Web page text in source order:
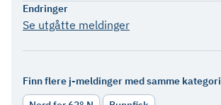
Endringer
Se utgåtte meldinger
Finn flere j-meldinger med samme kategori